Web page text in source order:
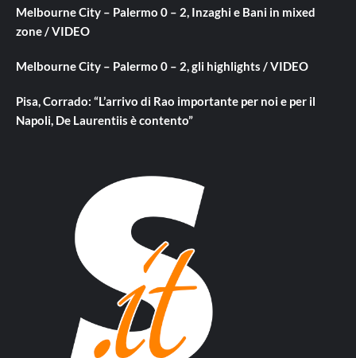
Melbourne City – Palermo 0 – 2, Inzaghi e Bani in mixed
zone / VIDEO
Melbourne City – Palermo 0 – 2, gli highlights / VIDEO
Pisa, Corrado: “L’arrivo di Rao importante per noi e per il
Napoli, De Laurentiis è contento”